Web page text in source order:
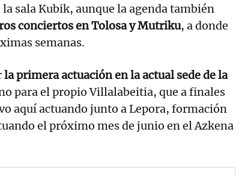
sala Kubik, aunque la agenda también
conciertos en Tolosa y Mutriku, a donde
semanas.
la primera actuación en la actual sede de la
para el propio Villalabeitia, que a finales
aquí actuando junto a Lepora, formación
el próximo mes de junio en el Azkena